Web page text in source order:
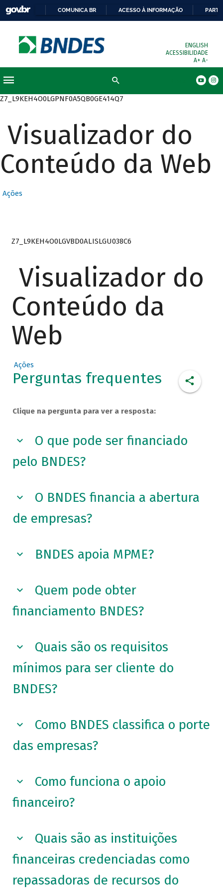
COMUNICA BR ACESSO À INFORMAÇÃO
ENGLISH
ACESSIBILIDADE
A+ A-
Z7_L9KEH4O0LGPNF0A5QB0GE414Q7
Visualizador do
Conteúdo da Web
Ações
Z7_L9KEH4O0LGVBD0ALISLGU038C6
Visualizador do
Conteúdo da
Web
Ações
Perguntas frequentes
Clique na pergunta para ver a resposta:
O que pode ser financiado
pelo BNDES?
O BNDES financia a abertura
de empresas?
BNDES apoia MPME?
Quem pode obter
financiamento BNDES?
Quais são os requisitos
mínimos para ser cliente do
BNDES?
Como BNDES classifica o porte
das empresas?
Como funciona o apoio
financeiro?
Quais são as instituições
financeiras credenciadas como
repassadoras de recursos do